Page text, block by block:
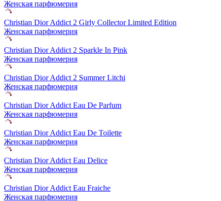
Женская парфюмерия
Christian Dior Addict 2 Girly Collector Limited Edition
Женская парфюмерия
Christian Dior Addict 2 Sparkle In Pink
Женская парфюмерия
Christian Dior Addict 2 Summer Litchi
Женская парфюмерия
Christian Dior Addict Eau De Parfum
Женская парфюмерия
Christian Dior Addict Eau De Toilette
Женская парфюмерия
Christian Dior Addict Eau Delice
Женская парфюмерия
Christian Dior Addict Eau Fraiche
Женская парфюмерия